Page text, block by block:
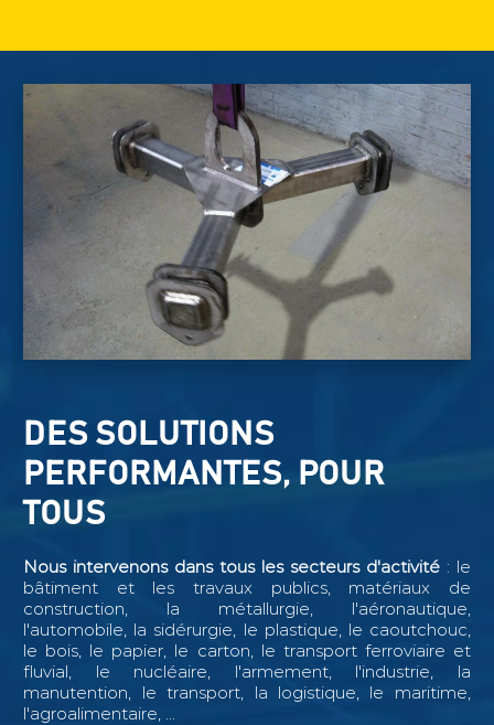
DES SOLUTIONS
PERFORMANTES, POUR
TOUS
Nous intervenons dans tous les secteurs d'activité: le
bâtiment et les travaux publics, matériaux de
construction, la métallurgie, l'aéronautique,
l'automobile, la sidérurgie, le plastique, le caoutchouc,
le bois, le papier, le carton, le transport ferroviaire et
fluvial, le nucléaire, l'armement, l'industrie, la
manutention, le transport, la logistique, le maritime,
l'agroalimentaire, ...